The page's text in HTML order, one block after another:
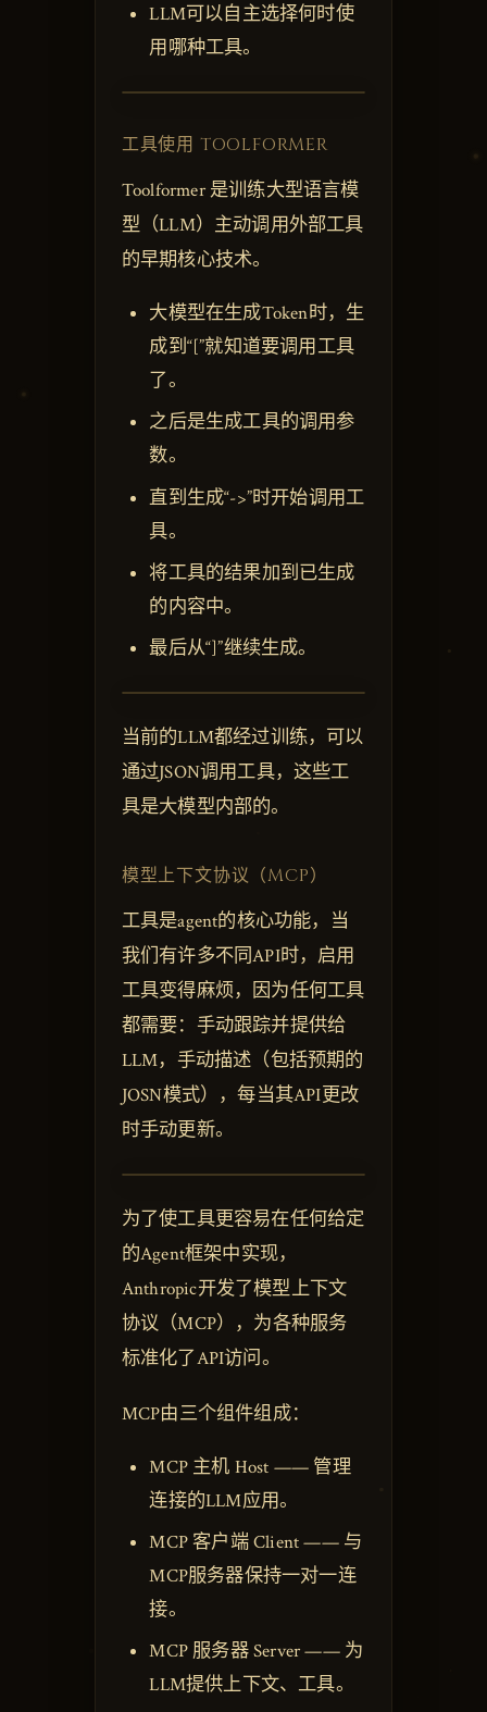
LLM可以自主选择何时使
用哪种工具。
工具使用 TOOLFORMER
Toolformer 是训练大型语言模
型（LLM）主动调用外部工具
的早期核心技术。
大模型在生成Token时，生
成到“[”就知道要调用工具
了。
之后是生成工具的调用参
数。
直到生成“->”时开始调用工
具。
将工具的结果加到已生成
的内容中。
最后从“]”继续生成。
当前的LLM都经过训练，可以
通过JSON调用工具，这些工
具是大模型内部的。
模型上下文协议（MCP）
工具是agent的核心功能，当
我们有许多不同API时，启用
工具变得麻烦，因为任何工具
都需要：手动跟踪并提供给
LLM，手动描述（包括预期的
JOSN模式），每当其API更改
时手动更新。
为了使工具更容易在任何给定
的Agent框架中实现，
Anthropic开发了模型上下文
协议（MCP），为各种服务
标准化了API访问。
MCP由三个组件组成：
MCP 主机 Host —— 管理
连接的LLM应用。
MCP 客户端 Client —— 与
MCP服务器保持一对一连
接。
MCP 服务器 Server —— 为
LLM提供上下文、工具。